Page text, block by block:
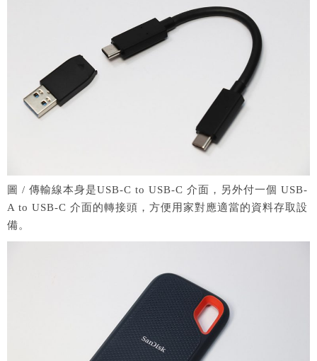
圖 / 傳輸線本身是USB-C to USB-C 介面，另外付一個 USB-
A to USB-C 介面的轉接頭，方便用家對應適當的資料存取設
備。